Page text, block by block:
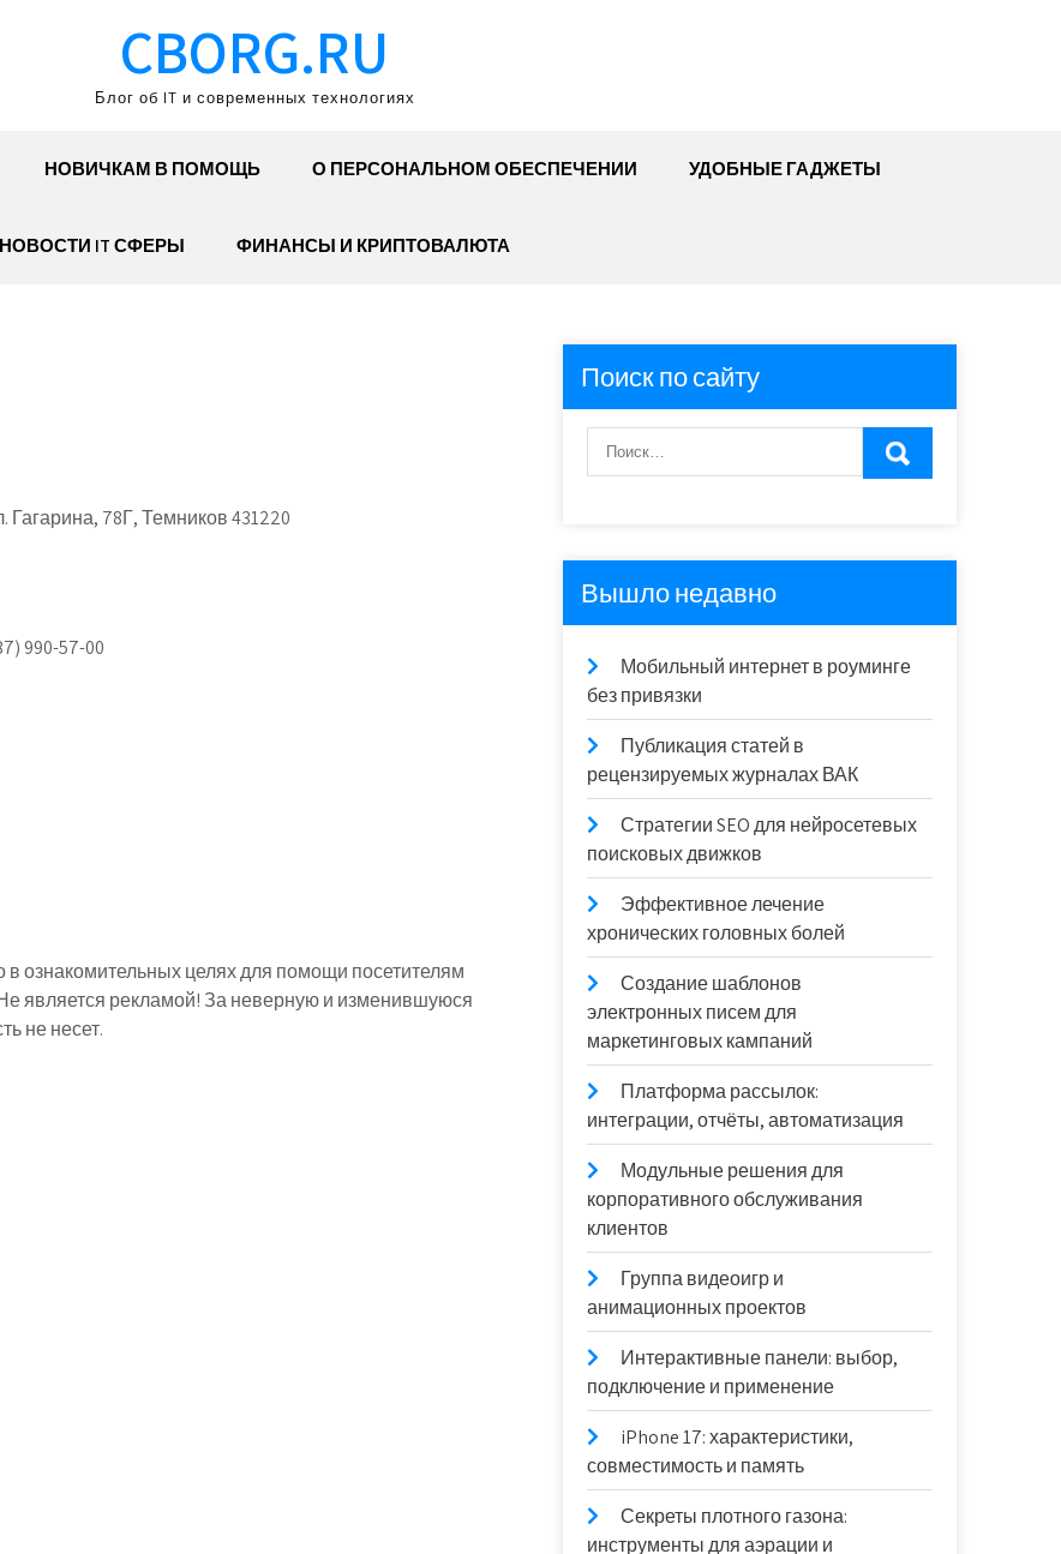
CBORG.RU
Блог об IT и современных технологиях
НОВИЧКАМ В ПОМОЩЬ О ПЕРСОНАЛЬНОМ ОБЕСПЕЧЕНИИ УДОБНЫЕ ГАДЖЕТЫ
НОВОСТИ IT СФЕРЫ ФИНАНСЫ И КРИПТОВАЛЮТА
78Г, Темников 431220
990-57-00
ознакомительных целях для помощи посетителям
является рекламой! За неверную и изменившуюся
не несет.
Поиск по сайту
Вышло недавно
Мобильный интернет в роуминге
без привязки
Публикация статей в
рецензируемых журналах ВАК
Стратегии SEO для нейросетевых
поисковых движков
Эффективное лечение
хронических головных болей
Создание шаблонов
электронных писем для
маркетинговых кампаний
Платформа рассылок:
интеграции, отчёты, автоматизация
Модульные решения для
корпоративного обслуживания
клиентов
Группа видеоигр и
анимационных проектов
Интерактивные панели: выбор,
подключение и применение
iPhone 17: характеристики,
совместимость и память
Секреты плотного газона:
инструменты для аэрации и